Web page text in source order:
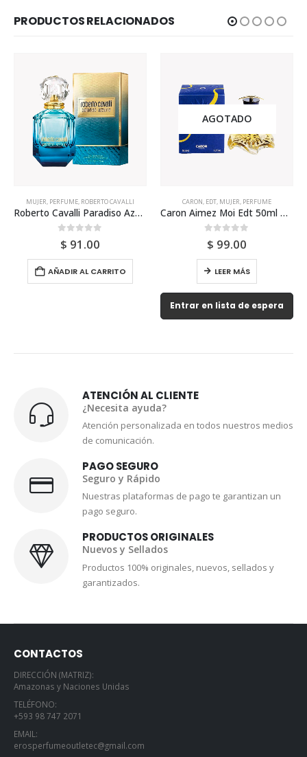
PRODUCTOS RELACIONADOS
MUJER PERFUME ROBERTO CAVALLI
Roberto Cavalli Paradiso Azzurro 75ml Para Mujer
0out of 5
$ 91.00
AÑADIR AL CARRITO
AGOTADO
CARON EDT MUJER PERFUME
Caron Aimez Moi Edt 50ml Para Mujer
0out of 5
$ 99.00
LEER MÁS
Entrar en lista de espera
ATENCIÓN AL CLIENTE
¿Necesita ayuda?
Atención personalizada en todos nuestros medios
de comunicación.
PAGO SEGURO
Seguro y Rápido
Nuestras plataformas de pago te garantizan un
pago seguro.
PRODUCTOS ORIGINALES
Nuevos y Sellados
Productos 100% originales, nuevos, sellados y
garantizados.
CONTACTOS
DIRECCIÓN (MATRIZ):
Amazonas y Naciones Unidas
TELÉFONO:
+593 98 747 2071
EMAIL:
erosperfumeoutletec@gmail.com